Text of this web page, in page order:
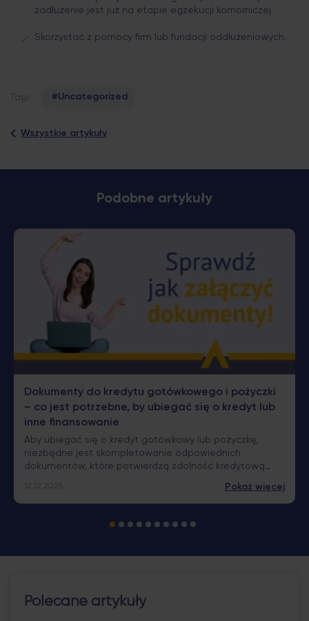
zadłużenie jest już na etapie egzekucji komorniczej.
Skorzystać z pomocy firm lub fundacji oddłużeniowych.
Wszystkie artykuły
Tagi: #Uncategorized
Podobne artykuły
w tym
więcej
Dokumenty do kredytu gotówkowego i pożyczki
– co jest potrzebne, by ubiegać się o kredyt lub
inne finansowanie
Aby ubiegać się o kredyt gotówkowy lub pożyczkę,
niezbędne jest skompletowanie odpowiednich
dokumentów, które potwierdzą zdolność kredytową
dowiesz się, jakie dokumenty będą wymagane przez
bank lub instytucję pożyczkową, na co zwrócić uwagę
12.12.2025 Pokaż więcej
Polecane artykuły